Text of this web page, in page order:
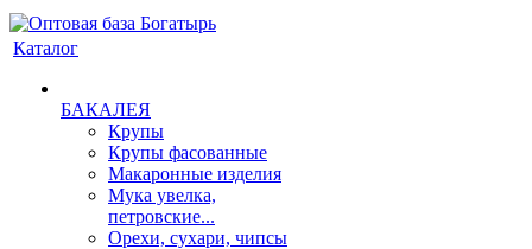
Каталог
БАКАЛЕЯ
Крупы
Крупы фасованные
Макаронные изделия
Мука увелка,
петровские...
Орехи, сухари, чипсы